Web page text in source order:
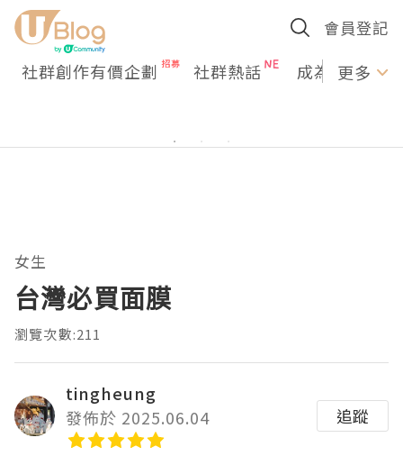
會員登記
社群創作有價企劃 社群熱話 成為U更多
女生
台灣必買面膜
瀏覽次數:211
tingheung
發佈於 2025.06.04
追蹤